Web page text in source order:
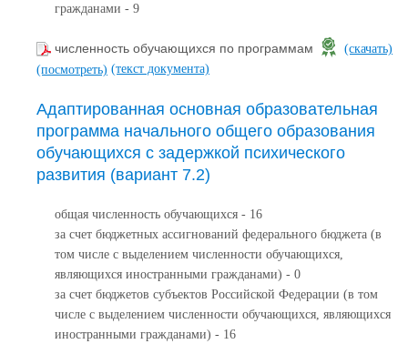
гражданами - 9
численность обучающихся по программам
(скачать)
(посмотреть) (текст документа)
Адаптированная основная образовательная
программа начального общего образования
обучающихся с задержкой психического
развития (вариант 7.2)
общая численность обучающихся - 16
за счет бюджетных ассигнований федерального бюджета (в
том числе с выделением численности обучающихся,
являющихся иностранными гражданами) - 0
за счет бюджетов субъектов Российской Федерации (в том
числе с выделением численности обучающихся, являющихся
иностранными гражданами) - 16